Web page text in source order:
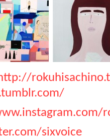
sixvoice